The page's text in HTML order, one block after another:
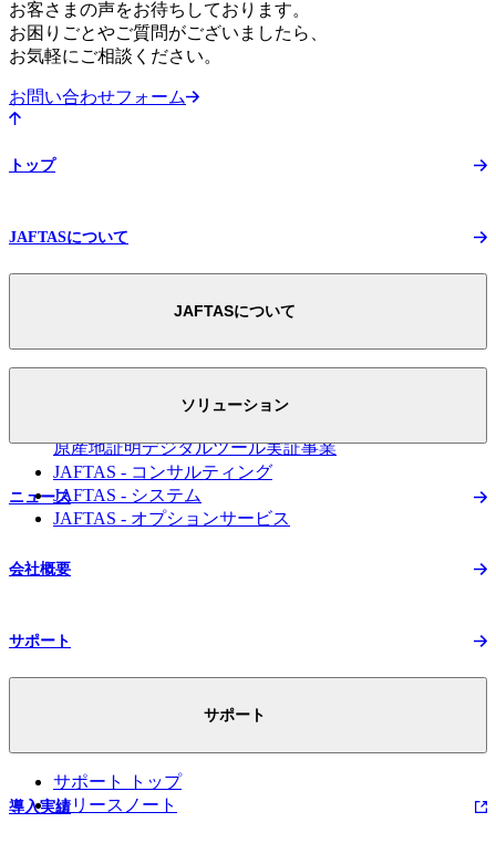
お客さまの声をお待ちしております。
お困りごとやご質問がございましたら、
お気軽にご相談ください。
お問い合わせフォーム
トップ
JAFTASについて
JAFTASについて
スマートEPAへの取り組み
原産地証明デジタルツール実証事業
ソリューション
JAFTAS - コンサルティング
JAFTAS - システム
JAFTAS - オプションサービス
ニュース
会社概要
サポート
サポート
サポート トップ
リリースノート
導入実績